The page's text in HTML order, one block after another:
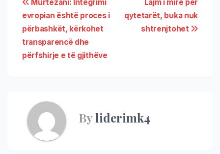
Lajm i mirë për
qytetarët, buka nuk
shtrenjtohet
Murtezani: Integrimi
evropian është proces i
përbashkët, kërkohet
transparencë dhe
përfshirje e të gjithëve
Byliderimk4